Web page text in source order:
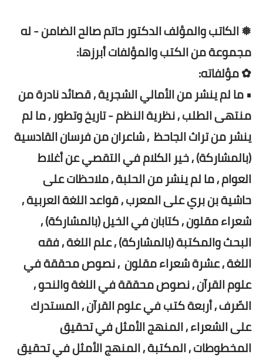
❅ الكاتب والمؤلف الدكتور حاتم صالح الضامن - له
مجموعة من الكتب والمؤلفات أبرزها:
✿ مؤلفاته:
• ما لم ينشر من الأمالي الشجرية , قصائد نادرة من
منتهى الطلب , نظرية النظم - تاريخ وتطور , ما لم
ينشر من تراث الجاحظ , شاعران من فرسان القادسية
(بالمشاركة) , خير الكلام في التقصي عن أغلاط
العوام , ما لم ينشر من الحلبة , ملاحظات على
حاشية بن بري على المعرب , قواعد اللغة العربية ,
شعراء مقلون , كتابان في الخيل (بالمشاركة) ,
البحث والمكتبة (بالمشاركة) , علم اللغة , فقه
اللغة , عشرة شعراء مقلون , نصوص محققة في
علوم القرآن , نصوص محققة في اللغة والنحو ,
الصّرف , أربعة كتب في علوم القرآن , المستدرك
على الشعراء , المنهج الأمثل في تحقيق
المخطوطات , المكتبة , المنهج الأمثل في تحقيق